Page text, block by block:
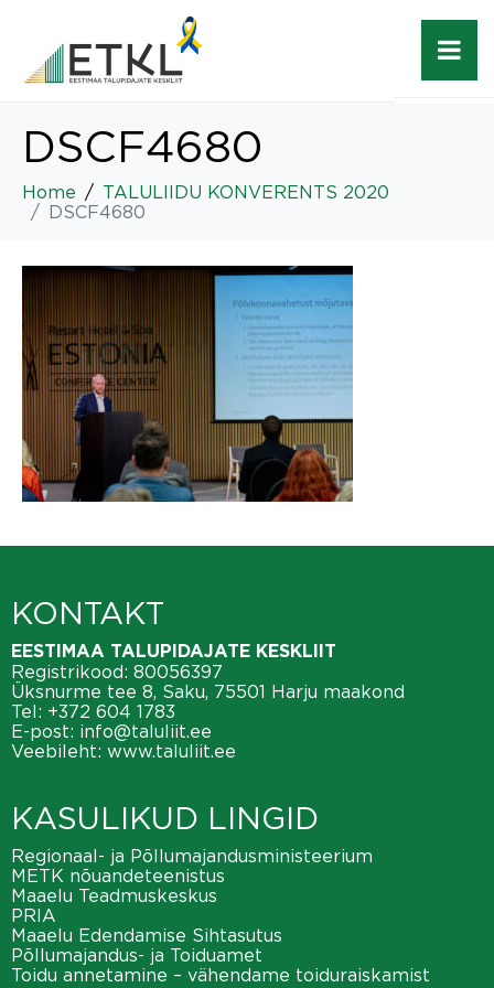
DSCF4680
Home
TALULIIDU KONVERENTS 2020
DSCF4680
KONTAKT
EESTIMAA TALUPIDAJATE KESKLIIT
Registrikood: 80056397
Üksnurme tee 8, Saku, 75501 Harju maakond
Tel: +372 604 1783
E-post: info@taluliit.ee
Veebileht: www.taluliit.ee
KASULIKUD LINGID
Regionaal- ja Põllumajandusministeerium
METK nõuandeteenistus
Maaelu Teadmuskeskus
PRIA
Maaelu Edendamise Sihtasutus
Põllumajandus- ja Toiduamet
Toidu annetamine – vähendame toiduraiskamist